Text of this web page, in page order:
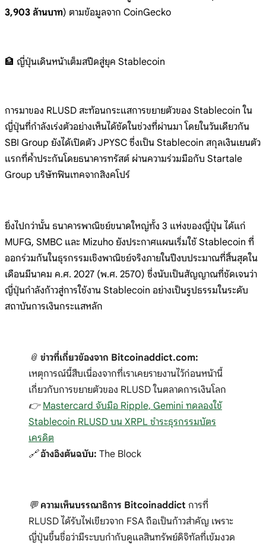
3,903 ล้านบาท) ตามข้อมูลจาก CoinGecko
🏦 ญี่ปุ่นเดินหน้าเต็มสปีดสู่ยุค Stablecoin
การมาของ RLUSD สะท้อนกระแสการขยายตัวของ Stablecoinใน
ญี่ปุ่นที่กำลังเร่งตัวอย่างเห็นได้ชัดในช่วงที่ผ่านมาโดยในวันเดียวกัน
SBI Group ยังได้เปิดตัว JPYSC ซึ่งเป็น Stablecoin สกุลเงินเยนตัว
แรกที่ค้ำประกันโดยธนาคารทรัสต์ ผ่านความร่วมมือกับ Startale
Group บริษัทฟินเทคจากสิงคโปร์
ยิ่งไปกว่านั้น ธนาคารพาณิชย์ขนาดใหญ่ทั้ง 3 แห่งของญี่ปุ่น ได้แก่
MUFG, SMBC และ Mizuho ยังประกาศแผนเริ่มใช้Stablecoin ที่
ออกร่วมกันในธุรกรรมเชิงพาณิชย์จริงภายในปีงบประมาณที่สิ้นสุดใน
เดือนมีนาคม ค.ศ. 2027 (พ.ศ. 2570) ซึ่งนับเป็นสัญญาณที่ชัดเจนว่า
ญี่ปุ่นกำลังก้าวสู่การใช้งาน Stablecoin อย่างเป็นรูปธรรมในระดับ
สถาบันการเงินกระแสหลัก
📎 ข่าวที่เกี่ยวข้องจาก Bitcoinaddict.com:
เหตุการณ์นี้สืบเนื่องจากที่เราเคยรายงานไว้ก่อนหน้านี้
เกี่ยวกับการขยายตัวของ RLUSD ในตลาดการเงินโลก
👉 Mastercard จับมือ Ripple, Gemini ทดลองใช้
Stablecoin RLUSD บน XRPL ชำระธุรกรรมบัตร
เครดิต
🔗อ้างอิงต้นฉบับ: The Block
💬 ความเห็นบรรณาธิการ Bitcoinaddict การที่
RLUSD ได้รับไฟเขียวจาก FSA ถือเป็นก้าวสำคัญ เพราะ
ญี่ปุ่นขึ้นชื่อว่ามีระบบกำกับดูแลสินทรัพย์ดิจิทัลที่เข้มงวด